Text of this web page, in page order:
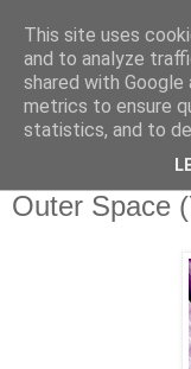
Outer Space
This site uses
and to analyze
shared with
metrics to ensure
statistics, and to